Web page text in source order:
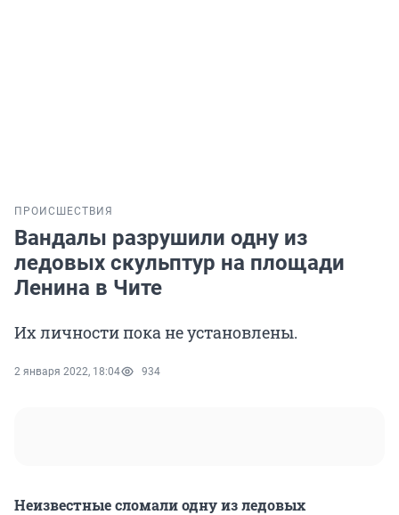
ПРОИСШЕСТВИЯ
Вандалы разрушили одну из
ледовых скульптур на площади
Ленина в Чите
Их личности пока не установлены.
2 января 2022, 18:04 934
Неизвестные сломали одну из ледовых